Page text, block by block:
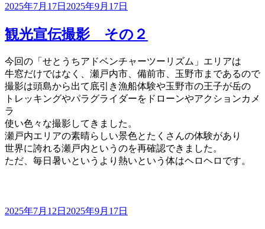
投
日:
2025年7月17日 2025年9月17日
観光宣伝撮影 その２
今回の「せとうちアドベンチャーツーリズム」エリアは
牛窓だけではなく、瀬戸内市、備前市、玉野市まであるので
撮影は頭島から出て底引き漁船体験や玉野市の王子が岳の
トレッキングやパラグライダーをドローンやアクションカメ
ラ
使い色々な撮影してきました。
瀬戸内エリアの素晴らしい景色とたくさんの体験があり
世界に誇れる瀬戸内というのを再確認できました。
ただ、毎日暑いというより熱いという体はヘロヘロです。
投
2025年7月12日 2025年9月17日